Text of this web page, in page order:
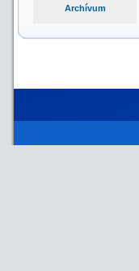
Archívum